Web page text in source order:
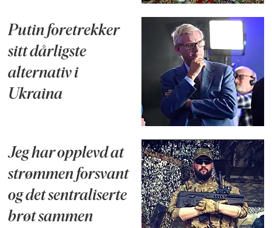
Putin foretrekker
sitt dårligste
alternativ i
Ukraina
Jeg har opplevd at
strømmen forsvant
og det sentraliserte
brøt sammen